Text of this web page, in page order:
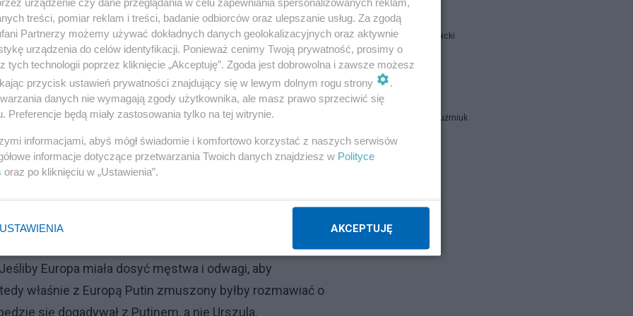
nie są Rosja czy Chiny, tylko europejskie elity, które
naruszył w swoim przemówieniu tyle tabu i
to dech w piersiach zaparło, a co dopiero naszym
z najwybitniejszej prorokini wszechczasów i
pomocy, to musi sama najpierw pokazać ile
to ja dodam od siebie: kto dał więcej kasy US czy UE?
im metodą kropelkową: iżby nie zdechli, ale iżby
powinna od pierwszego dnia wojny dać Ukrainie wszystko
i armatą. To Niemcy radośnie budowali Nord
politycy w pierwszych dniach wojny wyśmiewali
Europa miała dosyć męstwa i odwagi, aby
właśnie z Europą Putin zmuszony byłby rozmawiać o
się dogadywał z Putinem, a nie Urszula.
Jan Filip Libicki
Zbigniew Kuźmiuk
treści, pomiar reklam i treści, badanie odbiorców oraz ulepszanie usług. Za zgodą
Partnerzy możemy używać dokładnych danych geolokalizacyjnych oraz aktywnie
urządzenia do celów identyfikacji. Ponieważ cenimy Twoją prywatność, prosimy o
tych technologii poprzez kliknięcie „Akceptuję”. Zgoda jest dobrowolna i zawsze możesz
przycisk ustawień prywatności znajdujący się w lewym dolnym rogu strony
.
danych nie wymagają zgody użytkownika, ale masz prawo sprzeciwić się
Preferencje będą miały zastosowania tylko na tej witrynie.
informacjami, abyś mógł świadomie i komfortowo korzystać z naszych serwisów
informacje dotyczące przetwarzania Twoich danych znajdziesz w Polityce
oraz po kliknięciu w „Ustawienia”.
USTAWIENIA AKCEPTUJĘ